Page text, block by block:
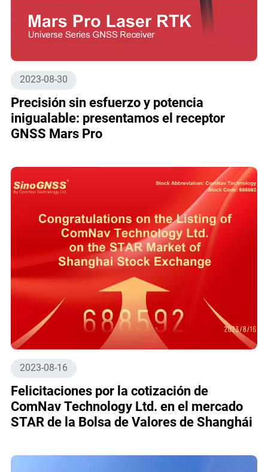
2023-08-30
Precisión sin esfuerzo y potencia
inigualable: presentamos el receptor
GNSS Mars Pro
2023-08-16
Felicitaciones por la cotización de
ComNav Technology Ltd. en el mercado
STAR de la Bolsa de Valores de Shanghái